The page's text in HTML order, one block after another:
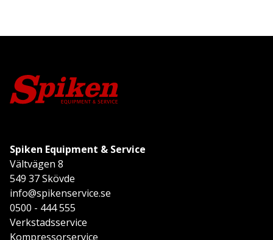
Spiken Equipment & Service
Vältvägen 8
549 37 Skövde
info@spikenservice.se
0500 - 444 555
Verkstadsservice
Kompressorservice